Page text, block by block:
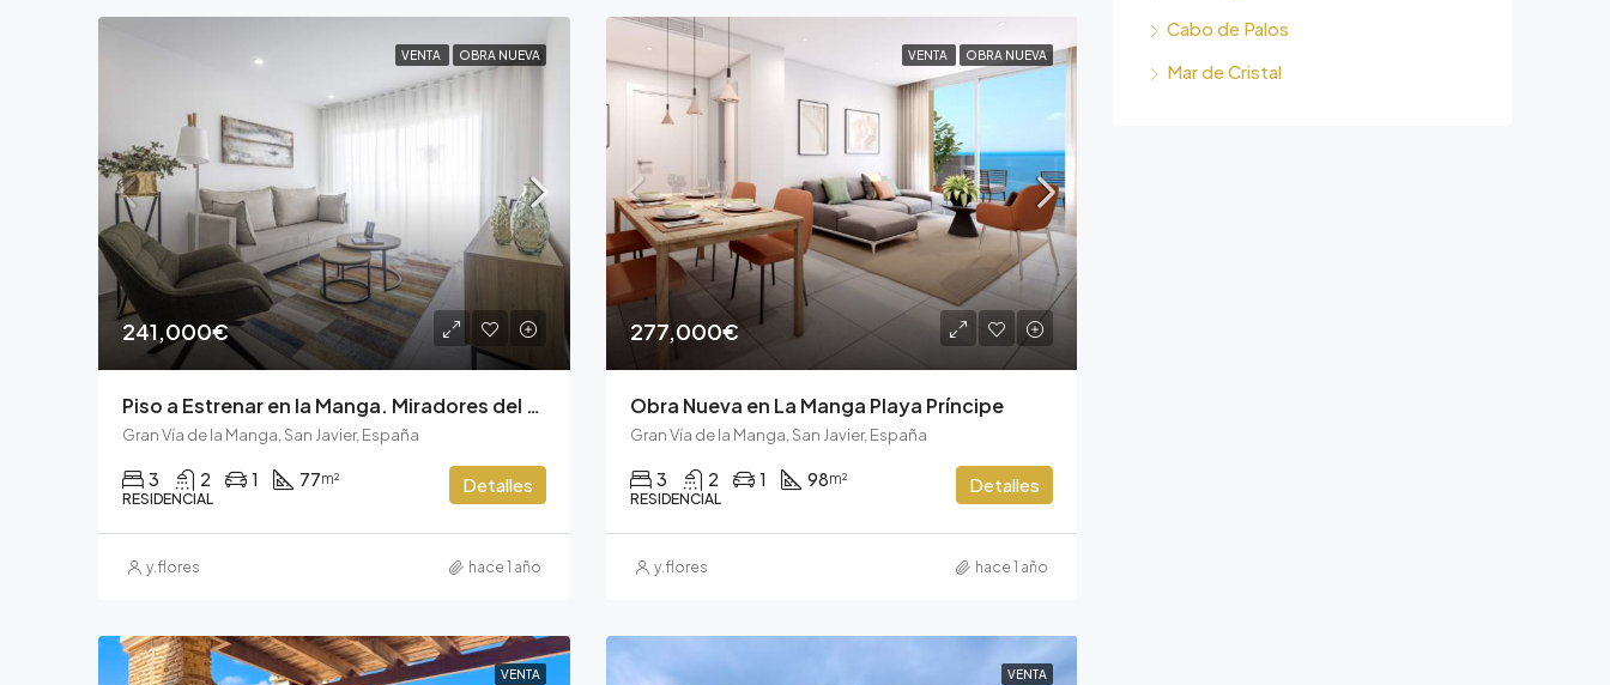
VENTA OBRA NUEVA
241,000€
Piso a Estrenar en la Manga. Miradores del Puerto
Gran Vía de la Manga, San Javier, España
3 2 1 77m²
RESIDENCIAL
Detalles
y.flores hace 1 año
VENTA OBRA NUEVA
277,000€
Obra Nueva en La Manga Playa Príncipe
Gran Vía de la Manga, San Javier, España
3 2 1 98m²
RESIDENCIAL
Detalles
y.flores hace 1 año
VENTA VENTA
Cabo de Palos
Mar de Cristal